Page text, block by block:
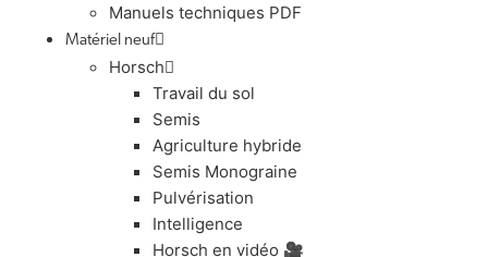
Manuels techniques PDF
Matériel neuf
Horsch
Travail du sol
Semis
Agriculture hybride
Semis Monograine
Pulvérisation
Intelligence
Horsch en vidéo 🎥